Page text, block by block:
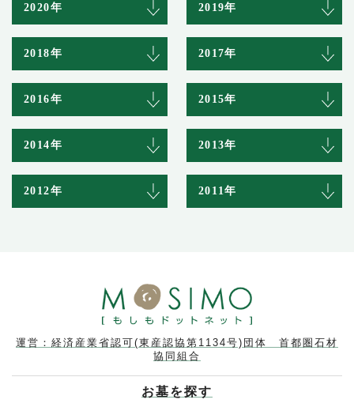
2020年 2019年
2018年 2017年
2016年 2015年
2014年 2013年
2012年 2011年
運営：経済産業省認可(東産認協第1134号)団体 首都圏石材
協同組合
お墓を探す